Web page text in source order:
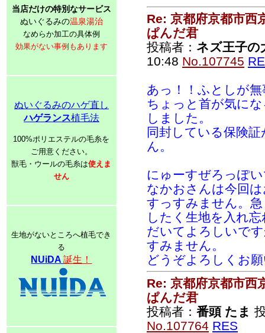
当店だけの特別なサービス
ぬいぐるみの温泉湯治
なめらか加工の具体例
効果がない事例もあります
ぬいぐるみのハゲ直し
ハゲランス植毛法
100%ポリエステルの毛糸を
ご用意ください。
獣毛・ウールの毛糸は使えま
せん
生地がないところへ植毛でき
る
NUiDA誕生！
Re: 京都府京都市西
ぱんだ君
投稿者： ネズ王子の
10:48 No.107745
あっ！！ふとしが
ちょっと首が気に
しました。
同封している保険
ん。
にゅーすぜろっぽ
なかおさんは今回
すっすみません。
したく生地を入れ
だいてよろしいで
すみません。
どうぞよろしくお
Re: 京都府京都市西
ぱんだ君
投稿者： 番頭 たま
No.107764 RES